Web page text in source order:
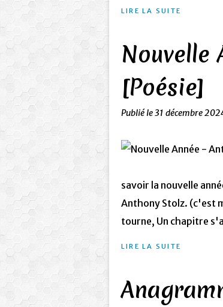
LIRE LA SUITE
Nouvelle
[Poésie]
Publié le31 décembre
savoir la nouvelle
Anthony Stolz. (c'est
tourne, Un chapitre
LIRE LA SUITE